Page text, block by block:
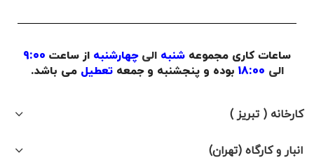
ساعات کاری مجموعه شنبه الی چهارشنبه از ساعت 9:00
الی
بوده و پنجشنبه و جمعهتعطیل می باشد.
کارخانه ( تبریز )
انبار و کارگاه (تهران)